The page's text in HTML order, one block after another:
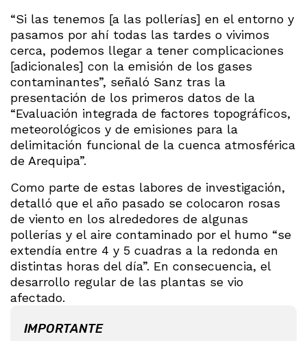
“Si las tenemos [a las pollerías] en el entorno y
pasamos por ahí todas las tardes o vivimos
cerca, podemos llegar a tener complicaciones
[adicionales] con la emisión de los gases
contaminantes”, señaló Sanz tras la
presentación de los primeros datos de la
“Evaluación integrada de factores topográficos,
meteorológicos y de emisiones para la
delimitación funcional de la cuenca atmosférica
de Arequipa”.
Como parte de estas labores de investigación,
detalló que el año pasado se colocaron rosas
de viento en los alrededores de algunas
pollerías y el aire contaminado por el humo “se
extendía entre 4 y 5 cuadras a la redonda en
distintas horas del día”. En consecuencia, el
desarrollo regular de las plantas se vio
afectado.
IMPORTANTE